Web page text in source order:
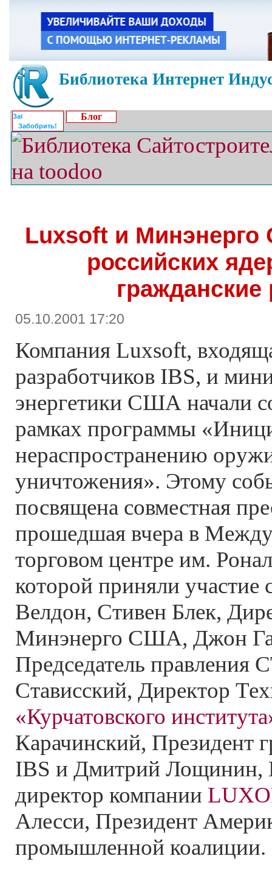
Библиотека Интернет
Забобрить!
Блог
Luxsoft и
российских
05.10.2001 17:20
Компания Luxsoft,
разработчиков IBS, и
энергетики США начали
рамках программы
нераспространению
уничтожения». Этому
посвящена совместная
прошедшая вчера в
торговом центре им.
которой приняли участие
Велдон, Стивен Блек,
Минэнерго США, Джон
Председатель правления
Стависский, Директор
«Курчатовского
Карачинский, Президент
IBS и Дмитрий Лощинин,
директор компании
Алесси, Президент
промышленной коалиции.